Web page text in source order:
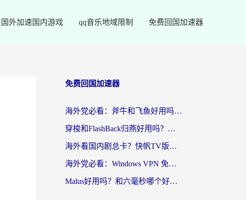
国外加速国内游戏 qq音乐地域限制 免费回国加速器
免费回国加速器
海外党必看：斧牛和飞鱼好用吗？3步选对回国加速器，无缝刷剧玩国服
穿梭和FlashBack归燕好用吗？海外党亲测3款热门回国加速器，教你选对不踩坑
海外看国内剧总卡？快帆TV版VPN好用吗？和快滚VPN对比哪个回国效果更好？
海外党必看：Windows VPN 免费？别踩坑！教你选对好用的国内加速器无缝回国
Malus好用吗？和六毫秒哪个好？海外党选回国加速器的避坑指南